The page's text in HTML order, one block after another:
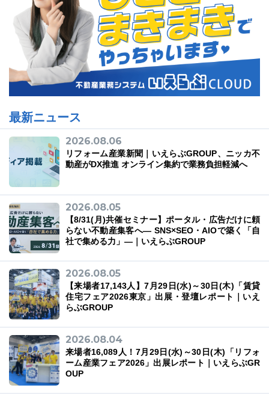
最新ニュース
2026.08.06
リフォーム産業新聞｜いえらぶGROUP、ニッカ不
動産がDX推進 オンライン集約で業務負担軽減へ
2026.08.05
【8/31(月)共催セミナー】ポータル・広告だけに頼
らない不動産集客へ― SNS×SEO・AIOで築く「自
社で集める力」―｜いえらぶGROUP
2026.08.05
【来場者17,143人】7月29日(水)～30日(木)「賃貸
住宅フェア2026東京」出展・登壇レポート｜いえ
らぶGROUP
2026.08.04
来場者16,089人！7月29日(水)～30日(木)「リフォ
ーム産業フェア2026」出展レポート｜いえらぶGR
OUP